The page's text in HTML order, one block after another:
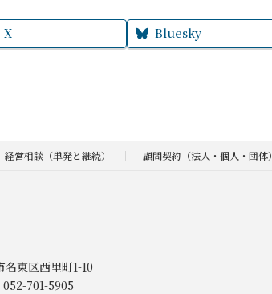
X Bluesky
経営相談（単発と継続） 顧問契約（法人・個人・団体）
東区西里町1-10
701-5905